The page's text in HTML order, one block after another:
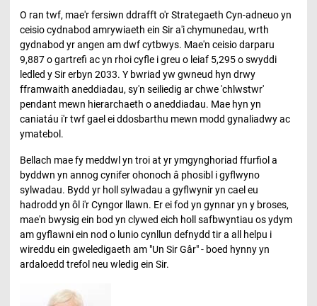
O ran twf, mae'r fersiwn ddrafft o'r Strategaeth Cyn-adneuo yn
ceisio cydnabod amrywiaeth ein Sir a'i chymunedau, wrth
gydnabod yr angen am dwf cytbwys. Mae'n ceisio darparu
9,887 o gartrefi ac yn rhoi cyfle i greu o leiaf 5,295 o swyddi
ledled y Sir erbyn 2033. Y bwriad yw gwneud hyn drwy
fframwaith aneddiadau, sy'n seiliedig ar chwe 'chlwstwr'
pendant mewn hierarchaeth o aneddiadau. Mae hyn yn
caniatáu i'r twf gael ei ddosbarthu mewn modd gynaliadwy ac
ymatebol.
Bellach mae fy meddwl yn troi at yr ymgynghoriad ffurfiol a
byddwn yn annog cynifer ohonoch â phosibl i gyflwyno
sylwadau. Bydd yr holl sylwadau a gyflwynir yn cael eu
hadrodd yn ôl i'r Cyngor llawn. Er ei fod yn gynnar yn y broses,
mae'n bwysig ein bod yn clywed eich holl safbwyntiau os ydym
am gyflawni ein nod o lunio cynllun defnydd tir a all helpu i
wireddu ein gweledigaeth am "Un Sir Gâr" - boed hynny yn
ardaloedd trefol neu wledig ein Sir.